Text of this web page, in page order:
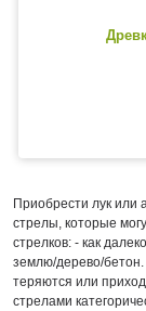
Приобрести лук или
стрелы, которые
стрелков: - как
землю/дерево/
теряются или
стрелами